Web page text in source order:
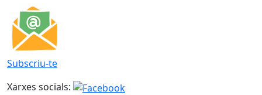
Subscriu-te
Xarxes socials: